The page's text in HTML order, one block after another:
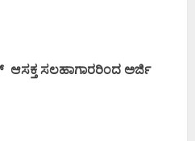
ಆಸಕ್ತ ಸಲಹಾಗಾರರಿಂದ ಅರ್ಜಿ